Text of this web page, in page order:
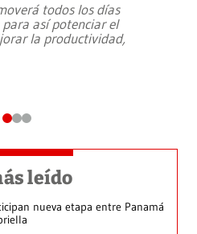
todos los días
así potenciar el
la productividad,
leído
nueva etapa entre Panamá